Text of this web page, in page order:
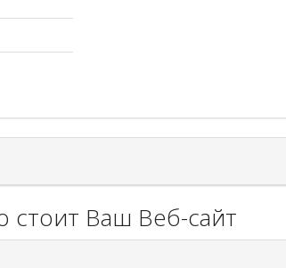
стоит Ваш Веб-сайт